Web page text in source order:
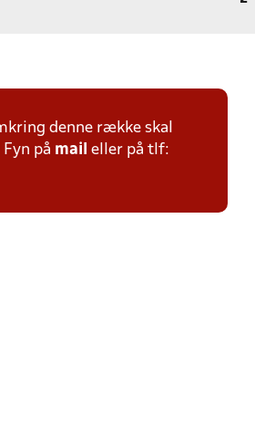
denne række skal
på mail eller på tlf: